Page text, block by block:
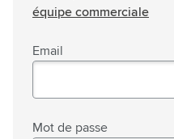
équipe commerciale
Email
Mot de passe